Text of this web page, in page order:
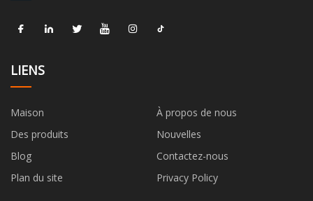
LIENS
Maison
À propos de nous
Des produits
Nouvelles
Blog
Contactez-nous
Plan du site
Privacy Policy